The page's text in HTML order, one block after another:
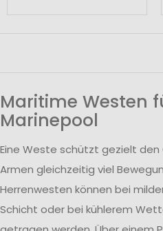
Maritime Westen
Marinepool
Eine Weste schützt gezielt
Armen gleichzeitig viel
Herrenwesten können bei
Schicht oder bei kühlerem